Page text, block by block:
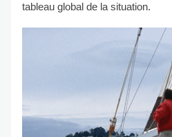
tableau global de la situation.